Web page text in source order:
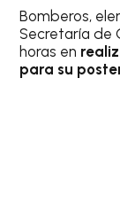
Bomberos,
Secretaría de
horas en
para su